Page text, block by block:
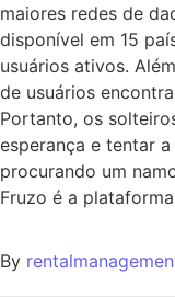
maiores redes de
disponível em 15
usuários ativos.
de usuários
Portanto, os
esperança e tentar
procurando um
Fruzo é a
By